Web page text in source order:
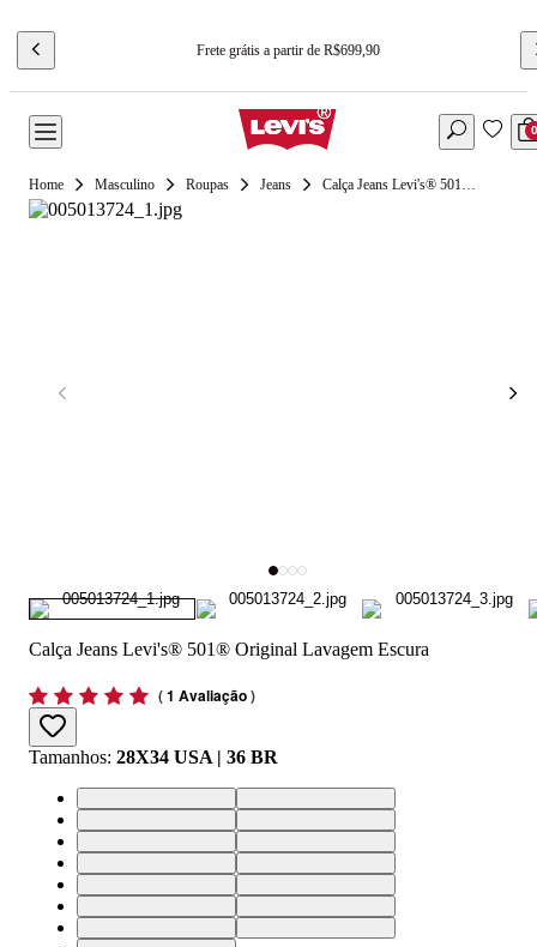
Frete grátis a partir de R$699,90
0
Masculino Roupas Jeans Calça Jeans Levi's® 501® Original Lavagem Escura
Calça Jeans Levi's® 501® Original Lavagem Escura
(1 Avaliação)
Tamanhos: 28X34 USA | 36 BR
28X34 USA | 36 BR30X34 USA | 38 BR
32X34 USA | 40 BR33X34 USA | 42 BR
34X34 USA | 44 BR36X34 USA | 46 BR
38X34 USA | 48 BR40X34 USA | 50 BR
28X32 USA | 36 BR30X32 USA | 38 BR
32X32 USA | 40 BR33X32 USA | 42 BR
34X32 USA | 44 BR36X32 USA | 46 BR